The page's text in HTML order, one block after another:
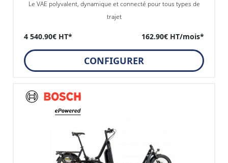
Le VAE polyvalent, dynamique et connecté pour tous types de
trajet
4 540.90€ HT* 162.90€ HT/mois*
CONFIGURER